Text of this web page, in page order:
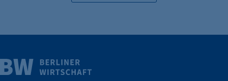
Wirtschaft.
Weitere Infos